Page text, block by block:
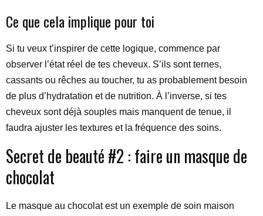
Ce que cela implique pour toi
Si tu veux t’inspirer de cette logique, commence par
observer l’état réel de tes cheveux. S’ils sont ternes,
cassants ou rêches au toucher, tu as probablement besoin
de plus d’hydratation et de nutrition. À l’inverse, si tes
cheveux sont déjà souples mais manquent de tenue, il
faudra ajuster les textures et la fréquence des soins.
Secret de beauté #2 : faire un masque de
chocolat
Le masque au chocolat est un exemple de soin maison